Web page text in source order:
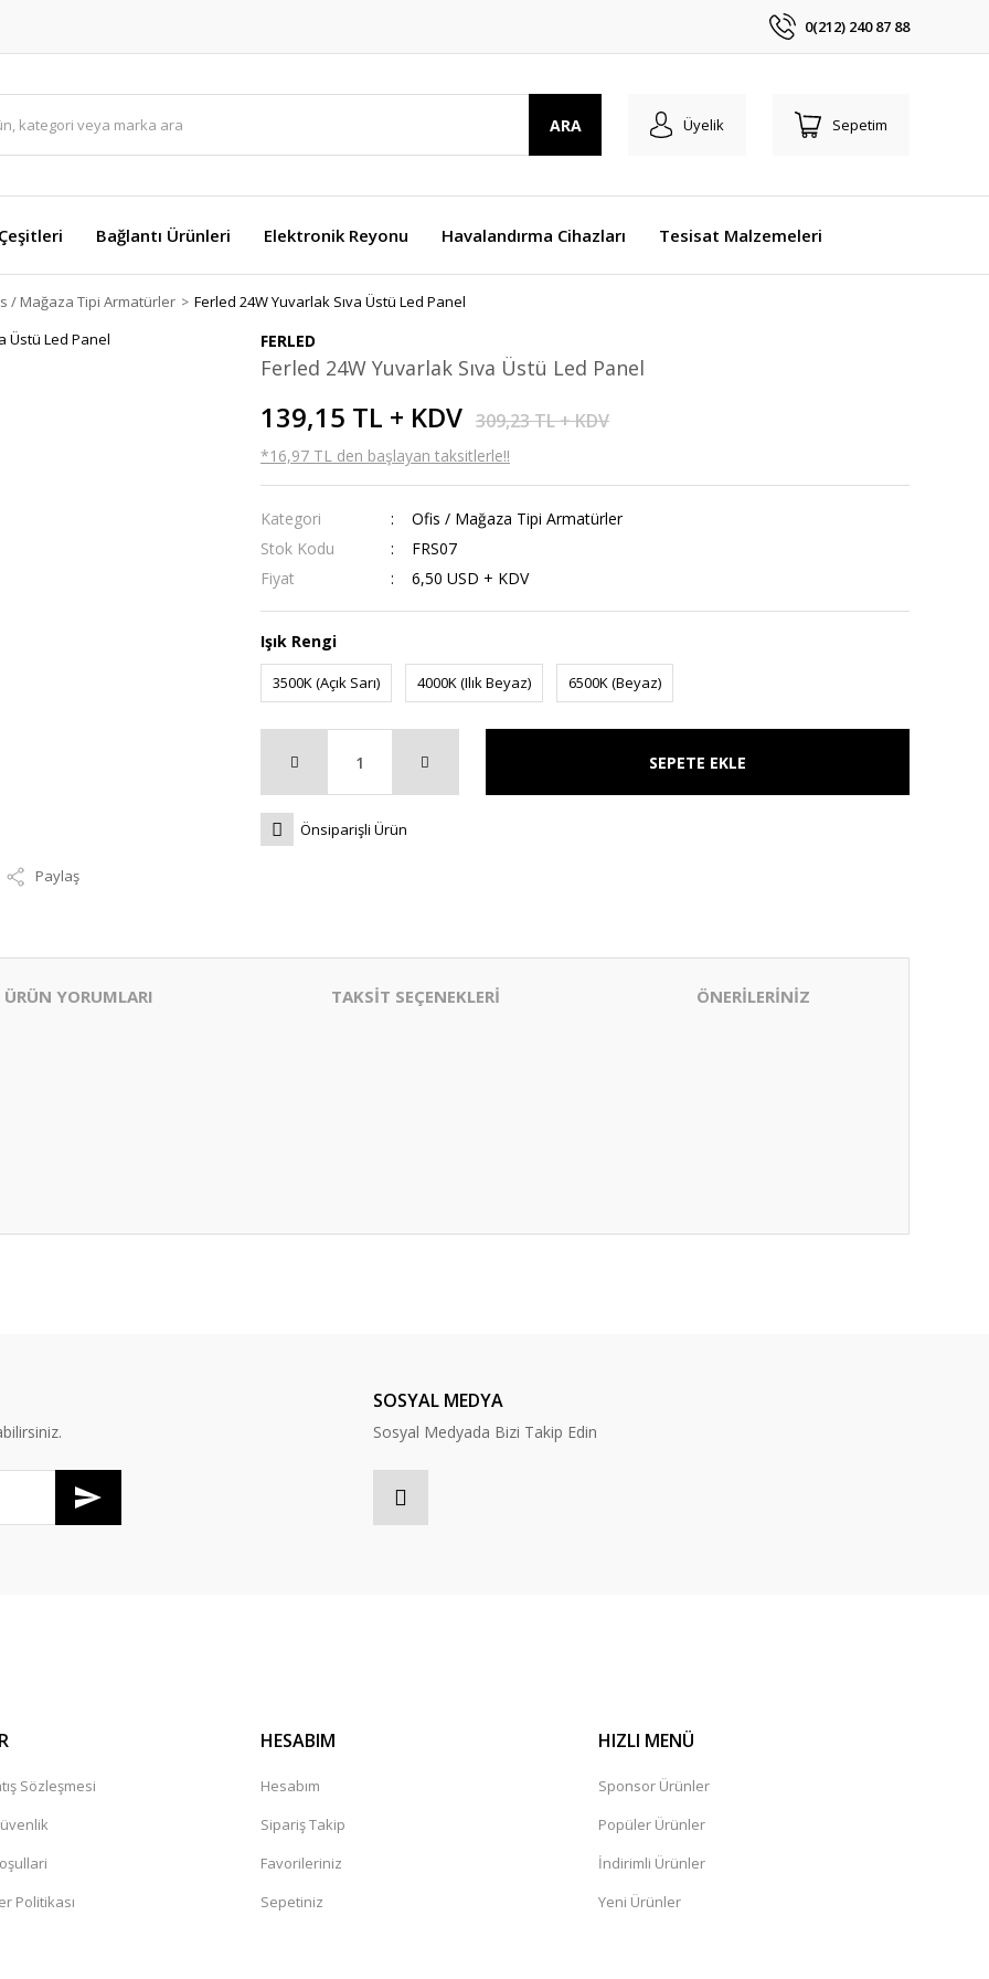
0(212) 240 87 88
ARA Üyelik Sepetim
Bağlantı Ürünleri Elektronik Reyonu Havalandırma Cihazları Tesisat Malzemeleri
/ Mağaza Tipi Armatürler Ferled 24W Yuvarlak Sıva Üstü Led Panel
Paylaş
FERLED
Ferled 24W Yuvarlak Sıva Üstü Led Panel
139,15 TL + KDV 309,23 TL + KDV
*16,97 TL den başlayan taksitlerle!!
Kategori
Ofis / Mağaza Tipi Armatürler
Stok Kodu
FRS07
Fiyat
6,50 USD + KDV
Işık Rengi
3500K (Açık Sarı) 4000K (Ilık Beyaz) 6500K (Beyaz)
SEPETE EKLE
Önsiparişli Ürün
ÜRÜN YORUMLARI TAKSİT SEÇENEKLERİ ÖNERİLERİNİZ
SOSYAL MEDYA
Sosyal Medyada Bizi Takip Edin
Sözleşmesi
Politikası
HESABIM
Hesabım
Sipariş Takip
Favorileriniz
Sepetiniz
HIZLI MENÜ
Sponsor Ürünler
Popüler Ürünler
İndirimli Ürünler
Yeni Ürünler